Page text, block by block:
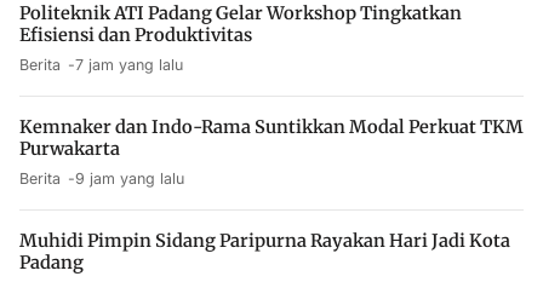
Politeknik ATI Padang Gelar Workshop Tingkatkan
Efisiensi dan Produktivitas
Berita 7 jam yang lalu
Kemnaker dan Indo-Rama Suntikkan Modal Perkuat TKM
Purwakarta
Berita 9 jam yang lalu
Muhidi Pimpin Sidang Paripurna Rayakan Hari Jadi Kota
Padang